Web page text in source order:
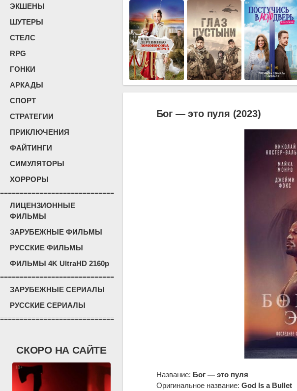
ЭКШЕНЫ
ШУТЕРЫ
СТЕЛС
RPG
ГОНКИ
АРКАДЫ
СПОРТ
СТРАТЕГИИ
ПРИКЛЮЧЕНИЯ
ФАЙТИНГИ
СИМУЛЯТОРЫ
ХОРРОРЫ
=============================
ЛИЦЕНЗИОННЫЕ
ФИЛЬМЫ
ЗАРУБЕЖНЫЕ ФИЛЬМЫ
РУССКИЕ ФИЛЬМЫ
ФИЛЬМЫ 4K UltraHD 2160p
=============================
ЗАРУБЕЖНЫЕ СЕРИАЛЫ
РУССКИЕ СЕРИАЛЫ
=============================
СКОРО НА САЙТЕ
Бог — это пуля (2023)
Название: Бог — это пуля
Оригинальное название: God Is a Bullet